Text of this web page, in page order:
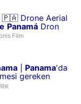
🇵🇦 Drone Aerial
Panamá Dron
Film.
Film
Panama'da
gereken
saniye